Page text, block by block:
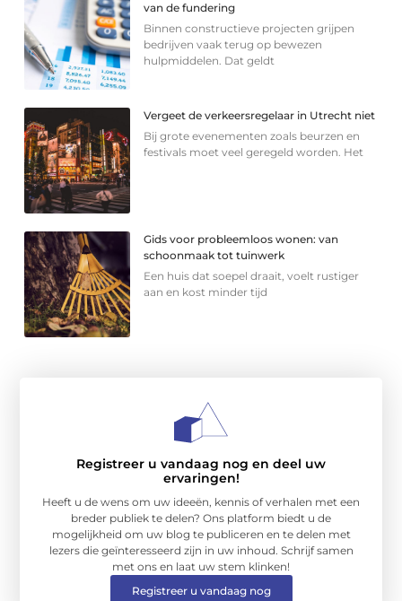
van de fundering
Binnen constructieve projecten grijpen
bedrijven vaak terug op bewezen
hulpmiddelen. Dat geldt
Vergeet de verkeersregelaar in Utrecht niet
Bij grote evenementen zoals beurzen en
festivals moet veel geregeld worden. Het
Gids voor probleemloos wonen: van
schoonmaak tot tuinwerk
Een huis dat soepel draait, voelt rustiger
aan en kost minder tijd
Registreer u vandaag nog en deel uw
ervaringen!
Heeft u de wens om uw ideeën, kennis of verhalen met een
breder publiek te delen? Ons platform biedt u de
mogelijkheid om uw blog te publiceren en te delen met
lezers die geïnteresseerd zijn in uw inhoud. Schrijf samen
met ons en laat uw stem klinken!
Registreer u vandaag nog